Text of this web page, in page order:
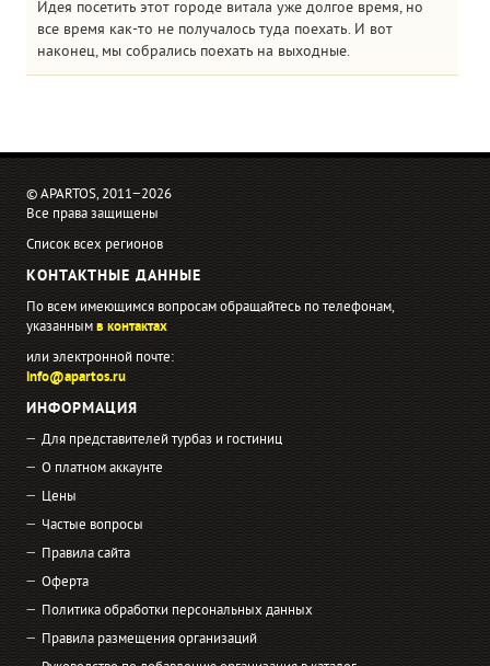
Идея посетить этот городе витала уже долгое время, но
все время как-то не получалось туда поехать. И вот
наконец, мы собрались поехать на выходные.
© APARTOS, 2011−2026
Все права защищены
Список всех регионов
КОНТАКТНЫЕ ДАННЫЕ
По всем имеющимся вопросам обращайтесь по телефонам,
указаннымв контактах
или электронной почте:
info@apartos.ru
ИНФОРМАЦИЯ
Для представителей турбаз и гостиниц
О платном аккаунте
Цены
Частые вопросы
Правила сайта
Оферта
Политика обработки персональных данных
Правила размещения организаций